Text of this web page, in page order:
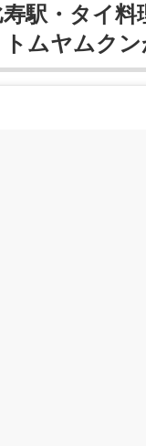
駅・タイ
トムヤムク